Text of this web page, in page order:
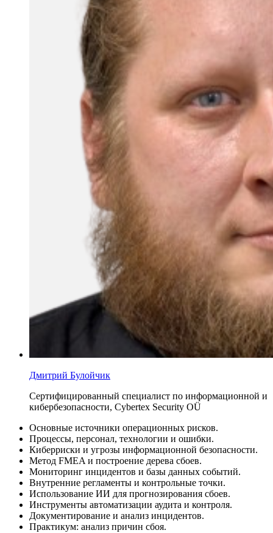
Дмитрий Булойчик
Сертифицированный специалист по информационной и
кибербезопасности, Cybertex Security OÜ
Основные источники операционных рисков.
Процессы, персонал, технологии и ошибки.
Киберриски и угрозы информационной безопасности.
Метод FMEA и построение дерева сбоев.
Мониторинг инцидентов и базы данных событий.
Внутренние регламенты и контрольные точки.
Использование ИИ для прогнозирования сбоев.
Инструменты автоматизации аудита и контроля.
Документирование и анализ инцидентов.
Практикум: анализ причин сбоя.